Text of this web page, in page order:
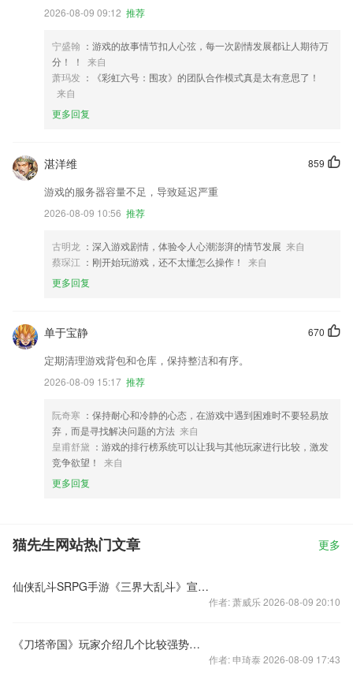
2026-08-09 09:12 推荐
宁盛翰 ：游戏的故事情节扣人心弦，每一次剧情发展都让人期待万
分！ ！
来自
萧玛发 ：《彩虹六号：围攻》的团队合作模式真是太有意思了！
来自
更多回复
859
湛洋维
游戏的服务器容量不足，导致延迟严重
2026-08-09 10:56 推荐
古明龙 ：深入游戏剧情，体验令人心潮澎湃的情节发展 来自
蔡琛江 ：刚开始玩游戏，还不太懂怎么操作！
来自
更多回复
670
单于宝静
定期清理游戏背包和仓库，保持整洁和有序。
2026-08-09 15:17 推荐
阮奇寒 ：保持耐心和冷静的心态，在游戏中遇到困难时不要轻易放
弃，而是寻找解决问题的方法 来自
皇甫舒黛 ：游戏的排行榜系统可以让我与其他玩家进行比较，激发
竞争欲望！
来自
更多回复
猫先生网站热门文章 更多
仙侠乱斗SRPG手游《三界大乱斗》宣传片
作者: 萧威乐 2026-08-09 20:10
《刀塔帝国》玩家介绍几个比较强势的英雄
作者: 申琦泰 2026-08-09 17:43